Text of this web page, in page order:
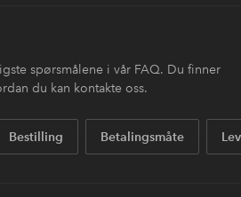
spørsmålene i vår FAQ. Du finner
du kan kontakte oss.
Bestilling Betalingsmåte